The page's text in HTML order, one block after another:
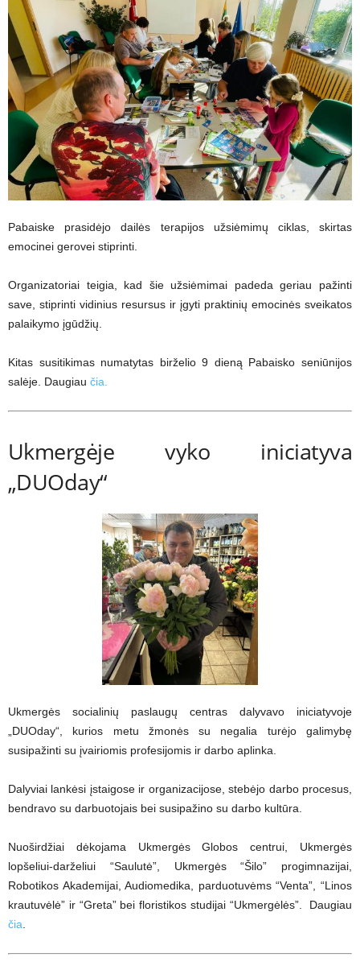
Pabaiske prasidėjo dailės terapijos užsiėmimų ciklas, skirtas
emocinei gerovei stiprinti.
Organizatoriai teigia, kad šie užsiėmimai padeda geriau pažinti
save, stiprinti vidinius resursus ir įgyti praktinių emocinės sveikatos
palaikymo įgūdžių.
Kitas susitikimas numatytas birželio 9 dieną Pabaisko seniūnijos
salėje. Daugiau čia.
Ukmergėje vyko iniciatyva
„DUOday“
Ukmergės socialinių paslaugų centras dalyvavo iniciatyvoje
„DUOday“, kurios metu žmonės su negalia turėjo galimybę
susipažinti su įvairiomis profesijomis ir darbo aplinka.
Dalyviai lankėsi įstaigose ir organizacijose, stebėjo darbo procesus,
bendravo su darbuotojais bei susipažino su darbo kultūra.
Nuoširdžiai dėkojama Ukmergės Globos centrui, Ukmergės
lopšeliui-darželiui “Saulutė”, Ukmergės “Šilo” progimnazijai,
Robotikos Akademijai, Audiomedika, parduotuvėms “Venta”, “Linos
krautuvėlė” ir “Greta” bei floristikos studijai “Ukmergėlės”. Daugiau
čia